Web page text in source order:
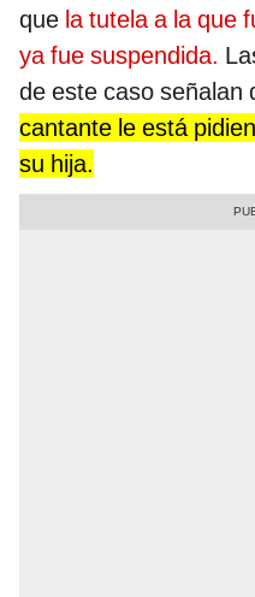
que la tutela a la que
ya fue suspendida.
de este caso señalan
cantante le está
su hija.